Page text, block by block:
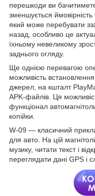
перешкоди ви
зменшується
який може перебувати
назад, особливо це
їхньому невеликому
заднього огляду.
Ще однією перевагою
можливість
джерел, на кшталт
APK-файлів. Ця
функціонал
копійки.
W-09 — класичний
для авто. На цій
музику, читати текст і
переглядати дані GPS і